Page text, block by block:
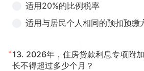
适用20%的比例税率
适用与居民个人相同的预扣预缴
* 13. 2026年，住房贷款利息专项附
长不得超过多少个月？